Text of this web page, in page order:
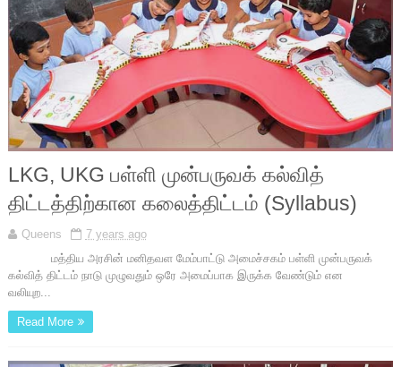
LKG, UKG பள்ளி முன்பருவக் கல்வித்
திட்டத்திற்கான கலைத்திட்டம் (Syllabus)
Queens
7 years ago
மத்திய அரசின் மனிதவள மேம்பாட்டு அமைச்சகம் பள்ளி முன்பருவக்
கல்வித் திட்டம் நாடு முழுவதும் ஒரே அமைப்பாக இருக்க வேண்டும் என
வலியுற...
Read More